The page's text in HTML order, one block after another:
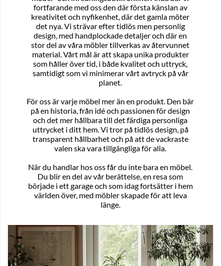
fortfarande med oss den där första känslan av
kreativitet och nyfikenhet, där det gamla möter
det nya. Vi strävar efter tidlös men personlig
design, med handplockade detaljer och där en
stor del av våra möbler tillverkas av återvunnet
material. Vårt mål är att skapa unika produkter
som håller över tid, i både kvalitet och uttryck,
samtidigt som vi minimerar vårt avtryck på vår
planet.
För oss är varje möbel mer än en produkt. Den bär
på en historia, från idé och passionen för design
och det mer hållbara till det färdiga personliga
uttrycket i ditt hem. Vi tror på tidlös design, på
transparent hållbarhet och på att de vackraste
valen ska vara tillgängliga för alla.
När du handlar hos oss får du inte bara en möbel.
Du blir en del av vår berättelse, en resa som
började i ett garage och som idag fortsätter i hem
världen över, med möbler skapade för att leva
länge.